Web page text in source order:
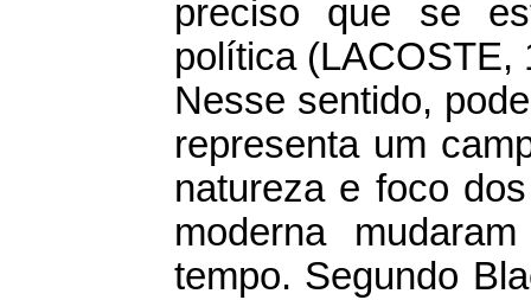
preciso que se
política (LACOSTE,
Nesse sentido,
representa um
natureza e foco
moderna
tempo. Segundo